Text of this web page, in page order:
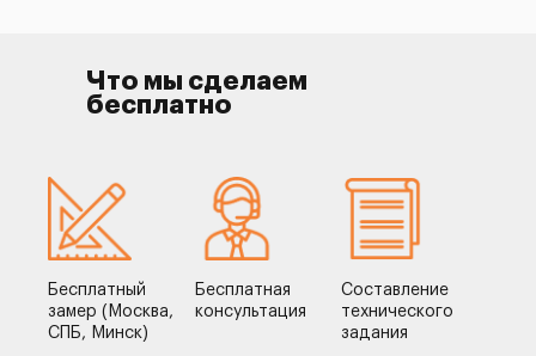
Что мы сделаем
бесплатно
Бесплатный
замер (Москва,
СПБ, Минск)
Бесплатная
консультация
Составление
технического
задания